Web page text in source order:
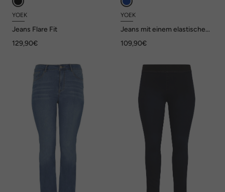
YOEK
Jeans Flare Fit
129,90€
YOEK
Jeans mit einem elastischen
109,90€